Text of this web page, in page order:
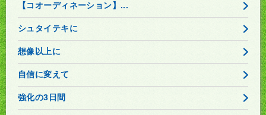
【コオーディネーション】...
シュタイテキに
想像以上に
自信に変えて
強化の3日間